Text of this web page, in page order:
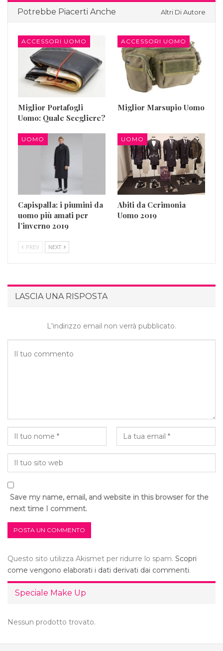
Potrebbe Piacerti Anche Altri Di Autore
ACCESSORI UOMO
Miglior Portafogli
Uomo: Quale Scegliere?
ACCESSORI UOMO
Miglior Marsupio Uomo
UOMO
Capispalla: i piumini da
uomo più amati per
l’inverno 2019
UOMO
Abiti da Cerimonia
Uomo 2019
PREV NEXT
LASCIA UNA RISPOSTA
L'indirizzo email non verrà pubblicato.
Save my name, email, and website in this browser for the
next time I comment.
Questo sito utilizza Akismet per ridurre lo spam. Scopri
come vengono elaborati i dati derivati dai commenti.
Speciale Make Up
Nessun prodotto trovato.